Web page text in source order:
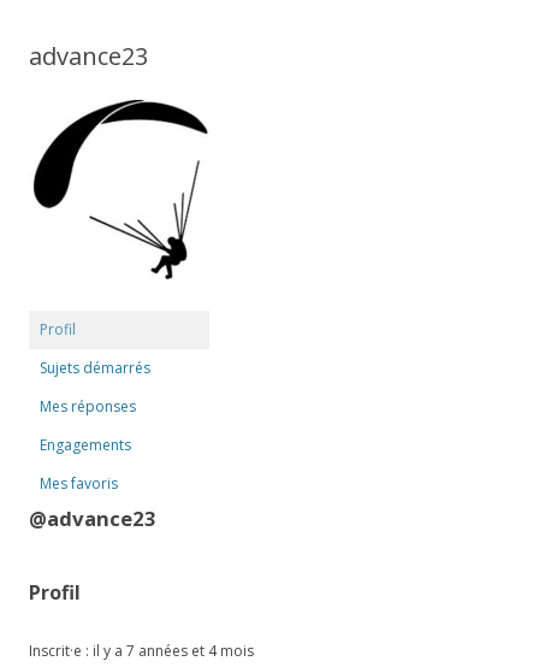
advance23
Profil
Sujets démarrés
Mes réponses
Engagements
Mes favoris
@advance23
Profil
Inscrit·e : il y a 7 années et 4 mois